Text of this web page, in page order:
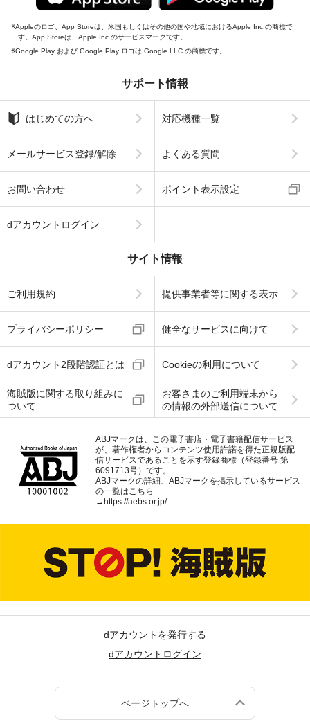
Appleのロゴ、App Storeは、米国もしくはその他の国や地域におけるApple Inc.の商標で
す。App Storeは、Apple Inc.のサービスマークです。
Google Play および Google Play ロゴは Google LLC の商標です。
サポート情報
はじめての方へ 対応機種一覧
メールサービス登録/解除 よくある質問
お問い合わせ ポイント表示設定
dアカウントログイン
サイト情報
ご利用規約 提供事業者等に関する表示
プライバシーポリシー 健全なサービスに向けて
dアカウント2段階認証とは Cookieの利用について
海賊版に関する取り組みに
ついて
お客さまのご利用端末から
の情報の外部送信について
ABJマークは、この電子書店・電子書籍配信サービス
が、著作権者からコンテンツ使用許諾を得た正規版配
信サービスであることを示す登録商標（登録番号 第
6091713号）です。
ABJマークの詳細、ABJマークを掲示しているサービス
の一覧はこちら
→https://aebs.or.jp/
dアカウントを発行する
dアカウントログイン
ページトップへ